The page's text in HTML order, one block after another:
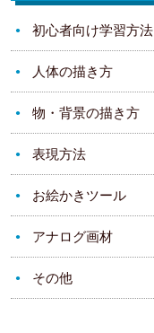
初心者向け学習方法
人体の描き方
物・背景の描き方
表現方法
お絵かきツール
アナログ画材
その他